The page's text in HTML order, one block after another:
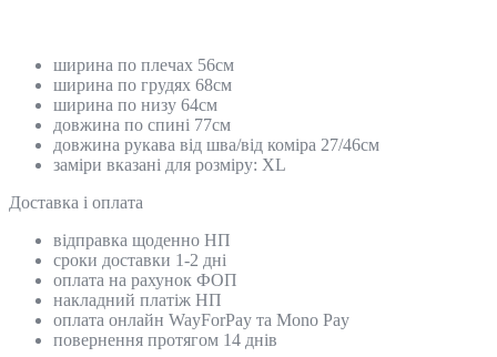
ширина по плечах 56см
ширина по грудях 68см
ширина по низу 64см
довжина по спині 77см
довжина рукава від шва/від коміра 27/46см
заміри вказані для розміру: XL
Доставка і оплата
відправка щоденно НП
сроки доставки 1-2 дні
оплата на рахунок ФОП
накладний платіж НП
оплата онлайн WayForPay та Mono Pay
повернення протягом 14 днів